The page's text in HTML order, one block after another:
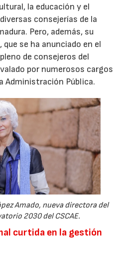
la educación y el
consejerías de la
Pero, además, su
se ha anunciado en el
de consejeros del
por numerosos cargos
Administración Pública.
Amado, nueva directora del
2030 del CSCAE.
curtida en la gestión